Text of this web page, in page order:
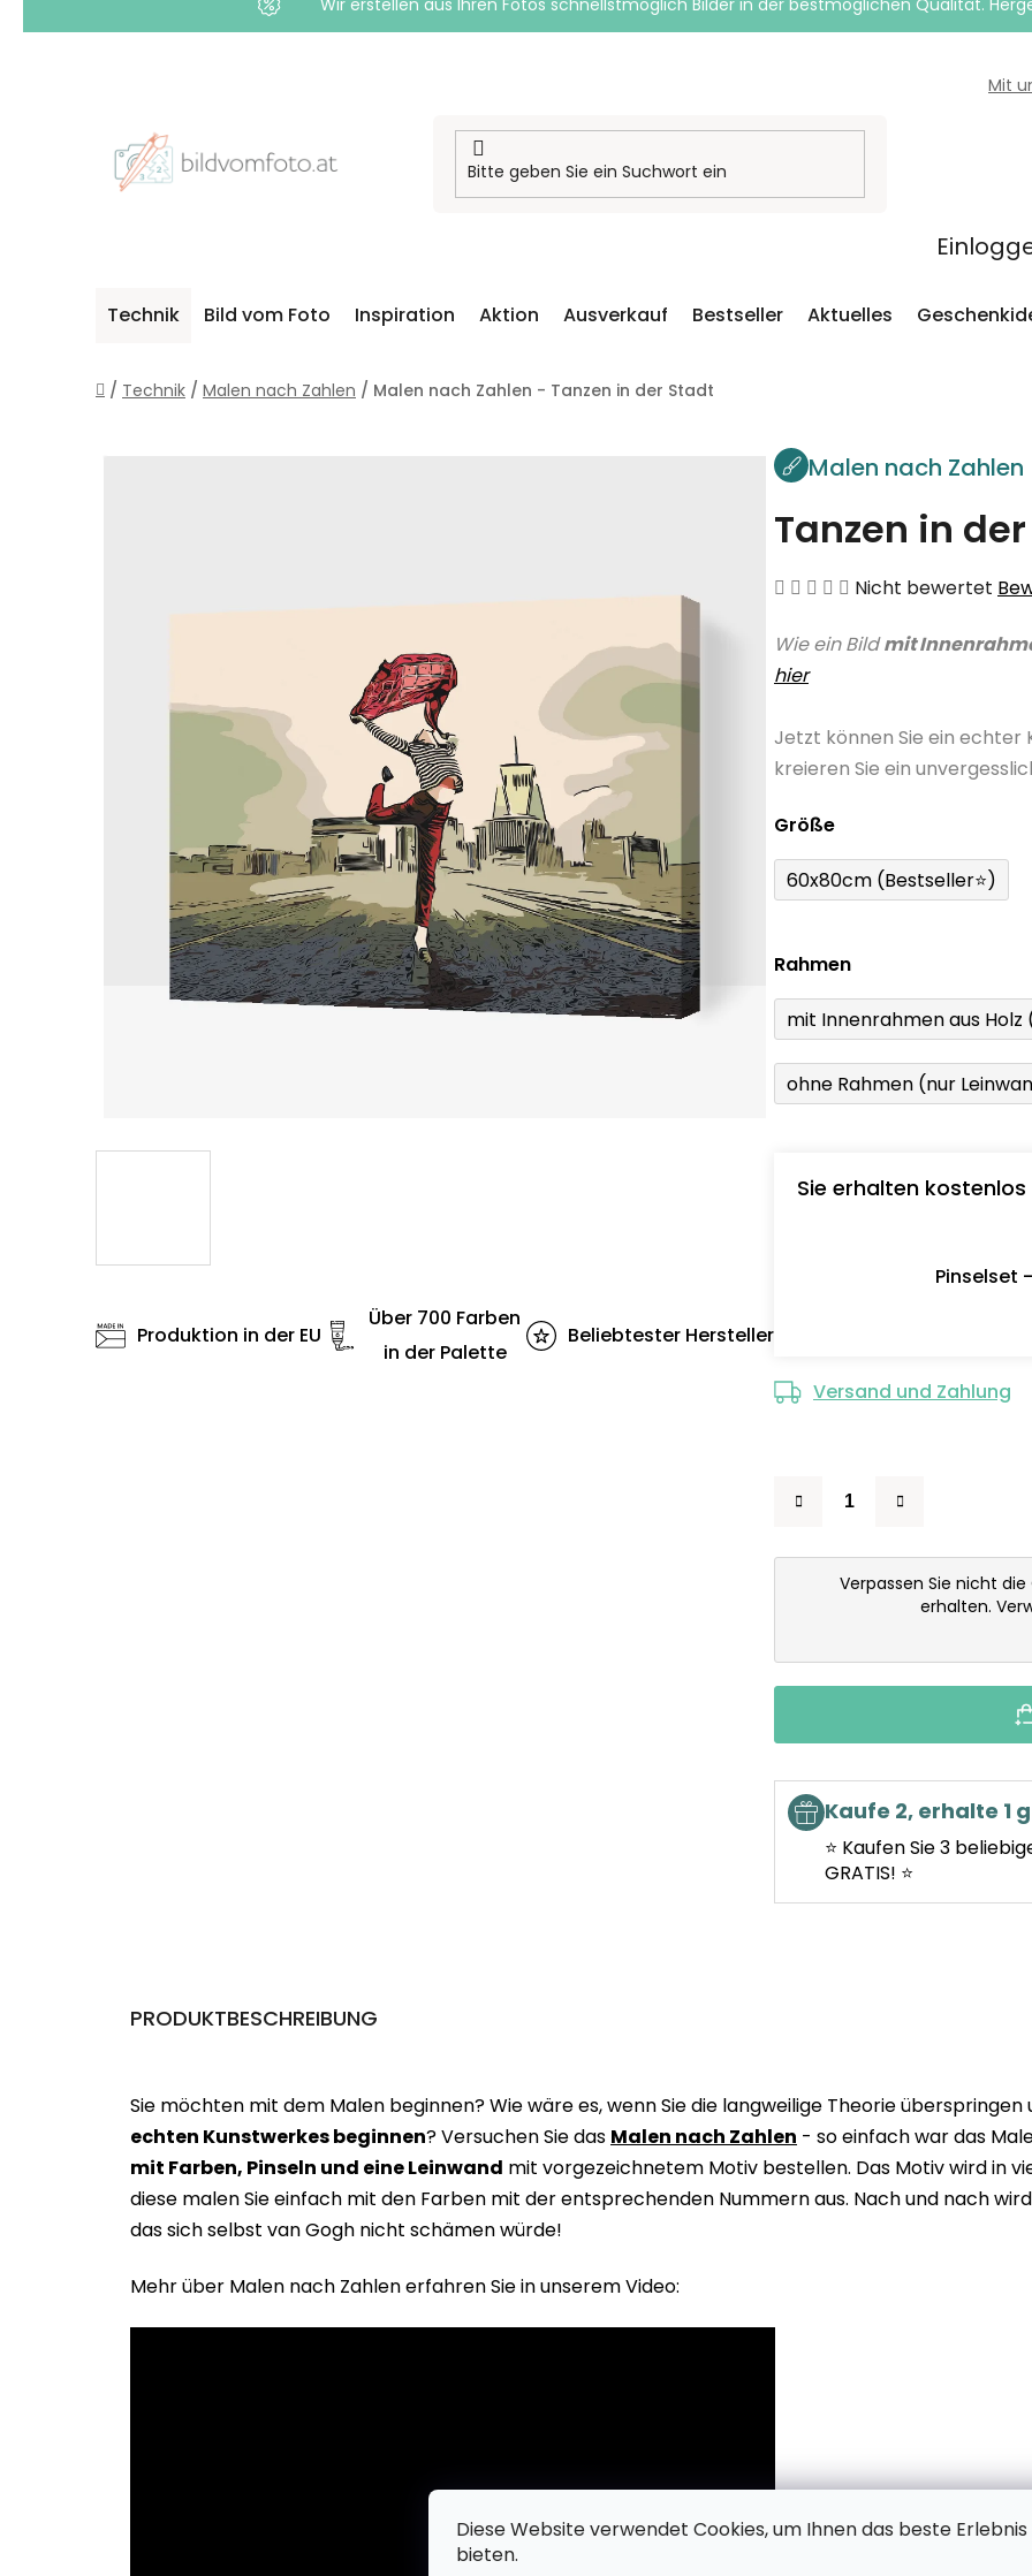
Diese Website verwendet Cookies, um Ihnen das beste Erlebnis
bieten.
Wir erstellen aus Ihren Fotos schnellstmöglich Bilder in der bestmöglichen Qualität.
Mit
Technik Bild vom Foto Inspiration Aktion Ausverkauf Bestseller Aktuelles
Startseite
/ Technik / Malen nach Zahlen / Malen nach Zahlen - Tanzen in der Stadt
Malen nach Zahlen
Tanzen in
Die
Produktbewertung
von
5
Nicht bewertet
Wie ein Bildmit
hier
Jetzt können Sie ein echter
kreieren Sie ein
Größe
60x80cm (Bestseller⭐)
Rahmen
mit Innenrahmen aus
ohne Rahmen (nur
Sie erhalten kostenlos
Pinselset
Versand und Zahlung
Verpassen Sie nicht
erhalten.
Kaufe 2, erhalte 1
⭐ Kaufen Sie 3
GRATIS! ⭐
Produktion in der EU
Über 700 Farben
in der Palette
Beliebtester Hersteller
PRODUKTBESCHREIBUNG
Sie möchten mit dem Malen beginnen? Wie wäre es, wenn Sie die langweilige Theorie überspringen
echten Kunstwerkes beginnen? Versuchen Sie das Malen nach Zahlen - so einfach war das
mit Farben, Pinseln und eine Leinwand mit vorgezeichnetem Motiv bestellen. Das Motiv wird in
diese malen Sie einfach mit den Farben mit der entsprechenden Nummern aus. Nach und nach
das sich selbst van Gogh nicht schämen würde!
Mehr über Malen nach Zahlen erfahren Sie in unserem Video: